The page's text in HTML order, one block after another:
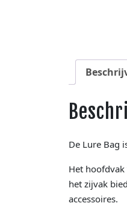
De Lure Bag
Het hoofdvak
het zijvak
accessoires.